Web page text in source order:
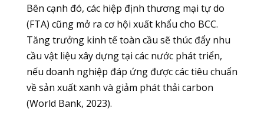
Bên cạnh đó, các hiệp định thương mại tự do
(FTA) cũng mở ra cơ hội xuất khẩu cho BCC.
Tăng trưởng kinh tế toàn cầu sẽ thúc đẩy nhu
cầu vật liệu xây dựng tại các nước phát triển,
nếu doanh nghiệp đáp ứng được các tiêu chuẩn
về sản xuất xanh và giảm phát thải carbon
(World Bank, 2023).